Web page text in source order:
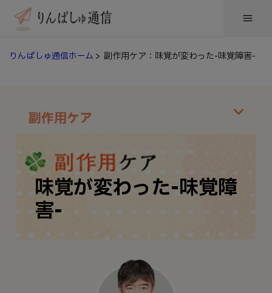
りんぱしゅ通信ホーム > 副作用ケア：味覚が変わった-味覚障害-
副作用ケア
味覚が変わった-味覚障
害-